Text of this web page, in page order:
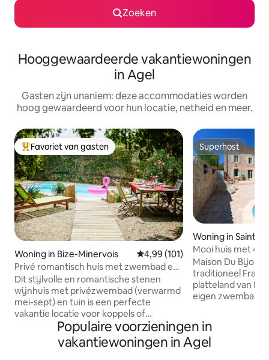
Zoeken
Hooggewaardeerde vakantiewoningen
in Agel
Gasten zijn unaniem: deze accommodaties worden
hoog gewaardeerd voor hun locatie, netheid en meer.
Topfavoriet van gasten
Favoriet van gasten
Woning in Bize-Minervois Gemiddelde beoordeling van
4,99 (101)
Privé romantisch huis met zwembad en
tuin
Dit stijlvolle en romantische stenen
wijnhuis met privézwembad (verwarmd
mei-sept) en tuin is een perfecte
vakantie locatie voor koppels of
gezinnen (geschikt voor 1-5 personen).
Beide gites (Le Petit Duc & Le Grand
Duc) bevinden zich in het afgelegen en
Superhost
Superhost
Woning in Saint-
ervois
Mooi huis met 4
zwembad,
Maison Du Bijou
traditioneel Frans
platteland van
eigen zwembad,
comfortabel 8
slaapkamers. Het
schilderachtige
slechts een korte
Populaire voorzieningen in
vakantiewoningen in Agel